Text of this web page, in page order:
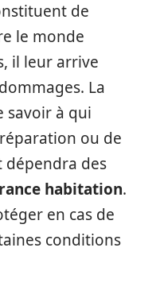
de
le monde
il leur arrive
La
savoir à qui
ou de
dépendra des
habitation.
en cas de
conditions